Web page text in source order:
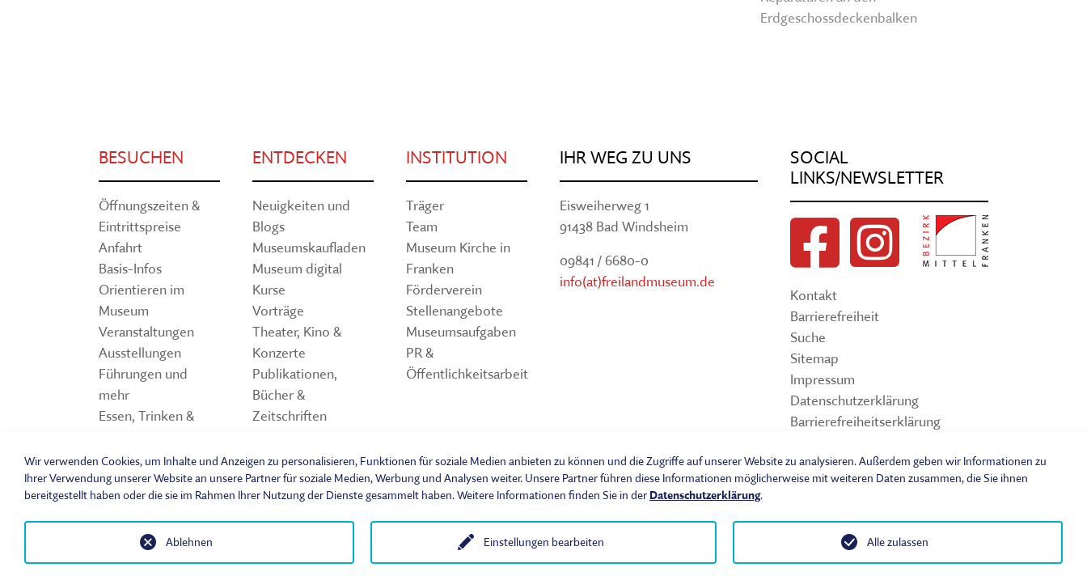
Erdgeschossdeckenbalken
BESUCHEN
Öffnungszeiten &
Eintrittspreise
Anfahrt
Basis-Infos
Orientieren im
Museum
Veranstaltungen
Ausstellungen
Führungen und
mehr
Essen, Trinken &
ENTDECKEN
Neuigkeiten und
Blogs
Museumskaufladen
Museum digital
Kurse
Vorträge
Theater, Kino &
Konzerte
Publikationen,
Bücher &
Zeitschriften
Spiele und Quiz zum
Freilandmuseum
INSTITUTION
Träger
Team
Museum Kirche in
Franken
Förderverein
Stellenangebote
Museumsaufgaben
PR &
Öffentlichkeitsarbeit
IHR WEG ZU UNS
Eisweiherweg 1
91438 Bad Windsheim
09841 / 6680-0
info(at)freilandmuseum.de
SOCIAL
LINKS/NEWSLETTER
Kontakt
Barrierefreiheit
Suche
Sitemap
Impressum
Datenschutzerklärung
Barrierefreiheitserklärung
Widerrufsbelehrung
Vertrag widerrufen
Benutzungsordnung
Wir verwenden Cookies, um Inhalte und Anzeigen zu personalisieren, Funktionen für soziale Medien anbieten zu können und die Zugriffe auf unserer Website zu analysieren. Außerdem geben wir Informationen zu
Ihrer Verwendung unserer Website an unsere Partner für soziale Medien, Werbung und Analysen weiter. Unsere Partner führen diese Informationen möglicherweise mit weiteren Daten zusammen, die Sie ihnen
bereitgestellt haben oder die sie im Rahmen Ihrer Nutzung der Dienste gesammelt haben. Weitere Informationen finden Sie in der Datenschutzerklärung.
Einstellungen bearbeiten
Ablehnen Alle zulassen